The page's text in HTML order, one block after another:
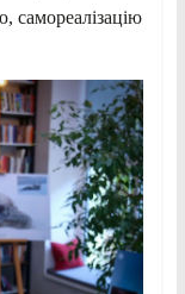
самореалізацію